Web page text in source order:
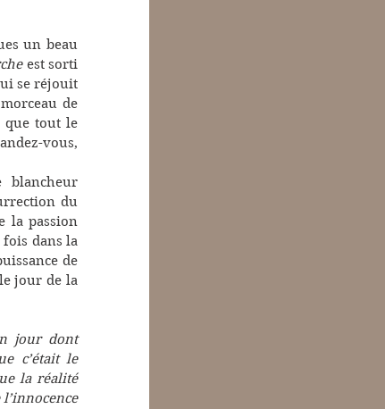
un beau
est sorti
se réjouit
de
que tout le
vous,
du
la passion
de
jour de la
jour dont
c’était le
la réalité